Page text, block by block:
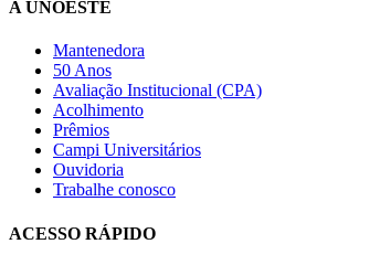
A UNOESTE
Mantenedora
50 Anos
Avaliação Institucional (CPA)
Acolhimento
Prêmios
Campi Universitários
Ouvidoria
Trabalhe conosco
ACESSO RÁPIDO